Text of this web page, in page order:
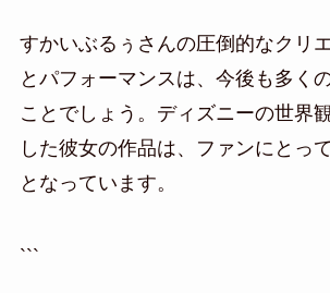
すかいぶるぅさんの圧倒的なクリ
とパフォーマンスは、今後も多く
ことでしょう。ディズニーの世界
した彼女の作品は、ファンにとっ
となっています。
```